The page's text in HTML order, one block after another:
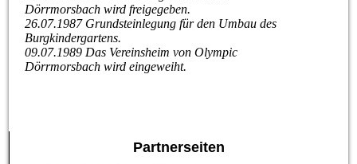
Dörrmorsbach wird freigegeben.
26.07.1987 Grundsteinlegung für den Umbau des
Burgkindergartens.
09.07.1989 Das Vereinsheim von Olympic
Dörrmorsbach wird eingeweiht.
Partnerseiten